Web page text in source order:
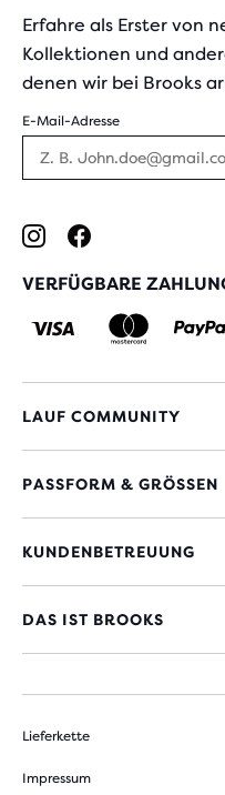
Erfahre als Erster von
Kollektionen und
denen wir bei Brooks
E-Mail-Adresse
VERFÜGBARE
LAUF COMMUNITY
PASSFORM & GRÖSSEN
KUNDENBETREUUNG
DAS IST BROOKS
Lieferkette
Impressum